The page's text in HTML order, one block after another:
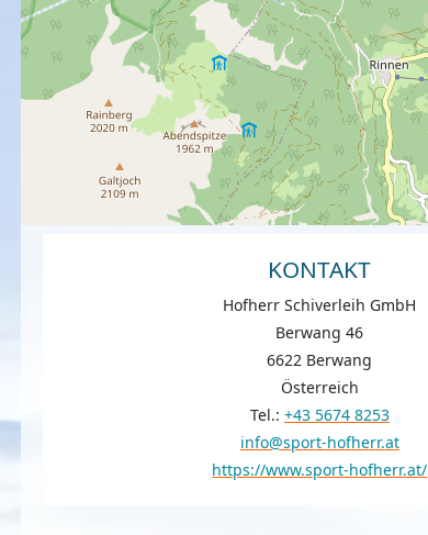
KONTAKT
Hofherr Schiverleih GmbH
Berwang 46
6622 Berwang
Österreich
Tel.: +43 5674 8253
info@sport-hofherr.at
https://www.sport-hofherr.at/